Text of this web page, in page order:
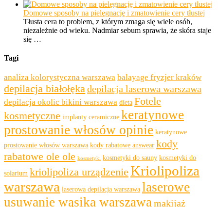
Domowe sposoby na pielęgnację i zmatowienie cery tłustej
Tłusta cera to problem, z którym zmaga się wiele osób,
niezależnie od wieku. Nadmiar sebum sprawia, że skóra staje
się …
Tagi
analiza kolorystyczna warszawa balayage fryzjer kraków
depilacja białołękadepilacja laserowa warszawa
depilacja okolic bikini warszawa dieta Fotele
kosmetyczne implanty ceramiczne keratynowe
prostowanie włosów opinie keratynowe
prostowanie włosów warszawa kody rabatowe answear kody
rabatowe ole ole kosmetyki kosmetyki do sauny kosmetyki do
solarium kriolipoliza urządzenie Kriolipoliza
warszawa laserowa depilacja warszawa laserowe
usuwanie wąsika warszawamakijaż